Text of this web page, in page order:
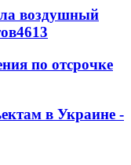
воздушный
4613
по отсрочке
в Украине -